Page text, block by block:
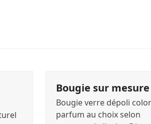
Bougie sur mesure
Bougie verre dépoli
parfum au choix selon